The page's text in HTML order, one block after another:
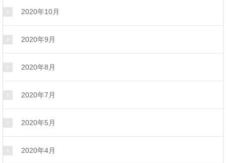
2020年10月
2020年9月
2020年8月
2020年7月
2020年5月
2020年4月